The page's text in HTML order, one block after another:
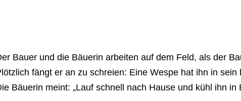
Bauer und die Bäuerin arbeiten auf dem Feld, als der
fängt er an zu schreien: Eine Wespe hat ihn in sein
Bäuerin meint: „Lauf schnell nach Hause und kühl ihn in